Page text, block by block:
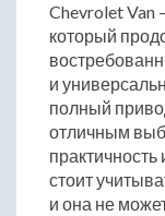
Chevrolet Van
который
и
полный
отличным
практичность
стоит
и она не